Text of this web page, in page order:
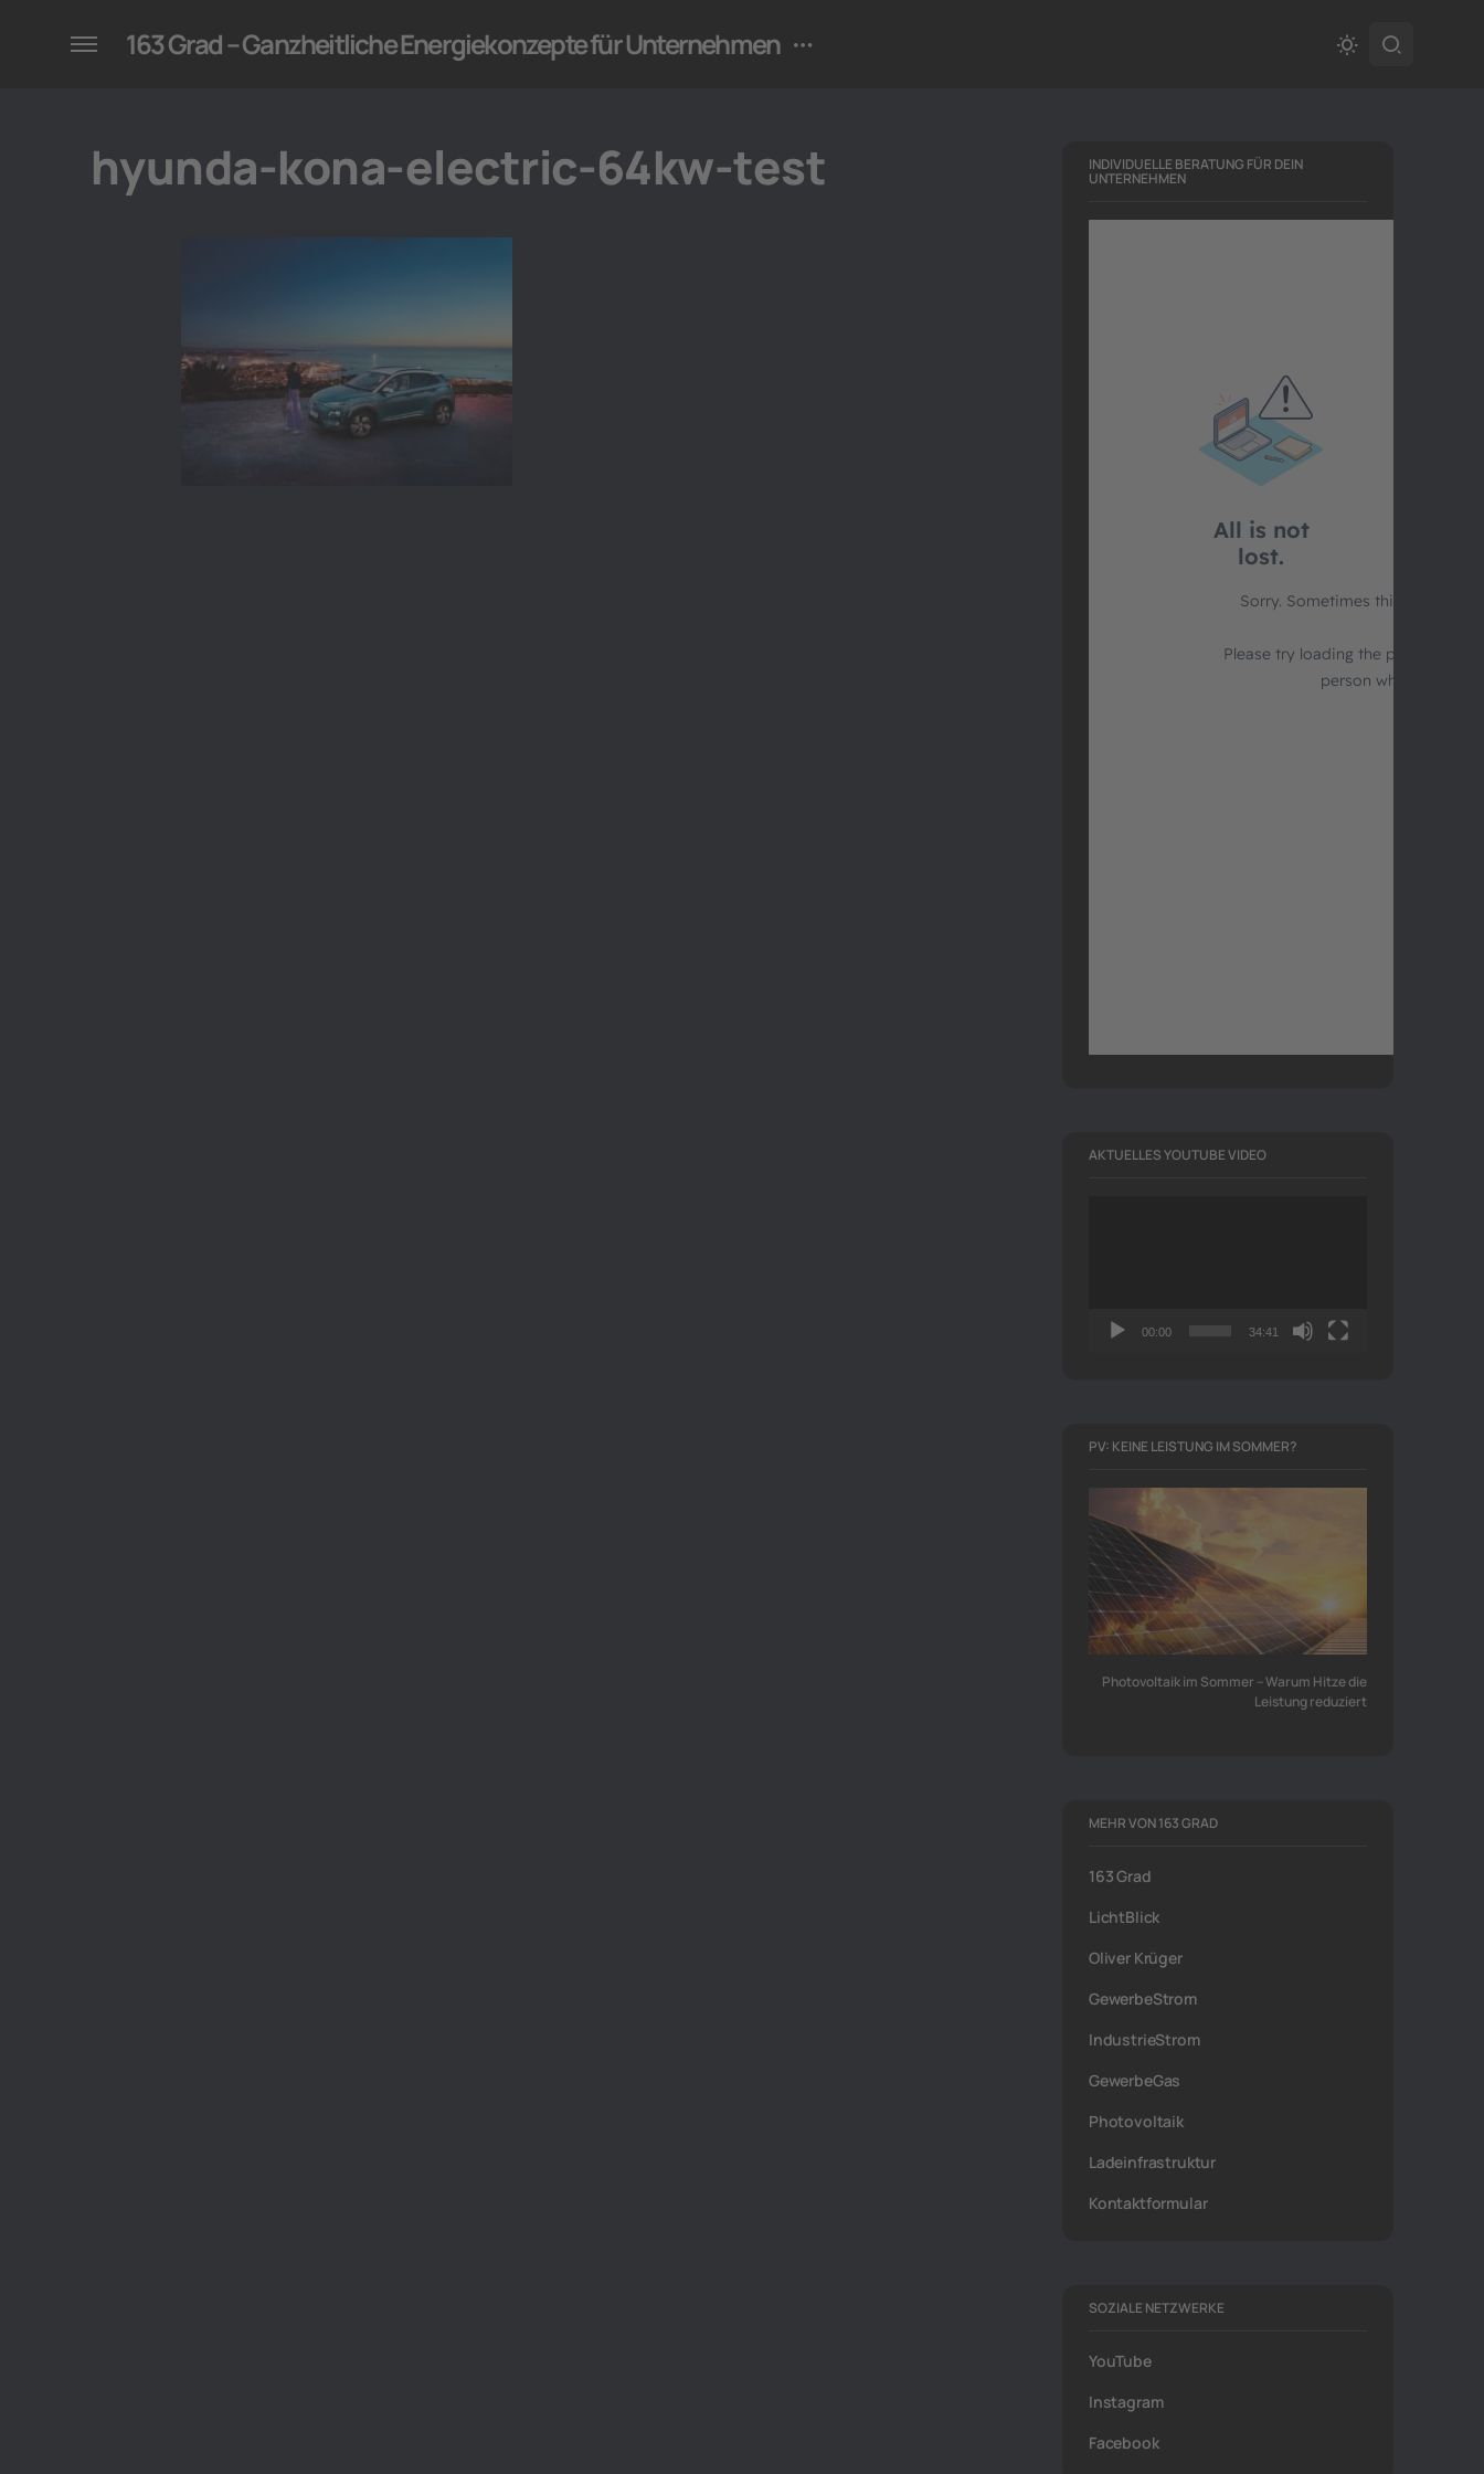
für Unternehmen
163 Grad – Ganzheitliche Energiekonzepte für Unternehmen
hyunda-kona-electric-64kw-test INDIVIDUELLE BERATUNG FÜR DEIN
UNTERNEHMEN
AKTUELLES YOUTUBE VIDEO
00:00 34:41
PV: KEINE LEISTUNG IM SOMMER?
Photovoltaik im Sommer – Warum Hitze die
Leistung reduziert
MEHR VON 163 GRAD
163 Grad
LichtBlick
Oliver Krüger
GewerbeStrom
IndustrieStrom
GewerbeGas
Photovoltaik
Ladeinfrastruktur
Kontaktformular
SOZIALE NETZWERKE
YouTube
Instagram
Facebook